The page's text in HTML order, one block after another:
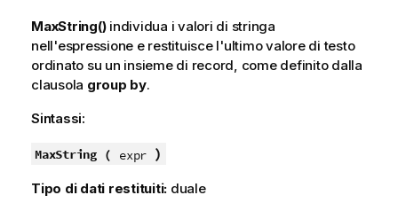
MaxString()individua i valori di stringa
nell'espressione e restituisce l'ultimo valore di testo
ordinato su un insieme di record, come definito dalla
clausola group by.
Sintassi:
MaxString ( expr )
Tipo di dati restituiti: duale